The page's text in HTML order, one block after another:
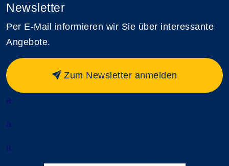
Newsletter
Per E-Mail informieren wir Sie über interessante
Angebote.
Zum Newsletter anmelden
a
a
a